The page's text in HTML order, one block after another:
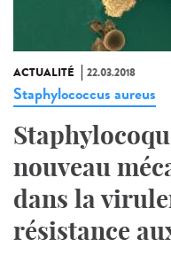
ACTUALITÉ 22.03.2018
Staphylococcus aureus
nouveau
dans la
résistance